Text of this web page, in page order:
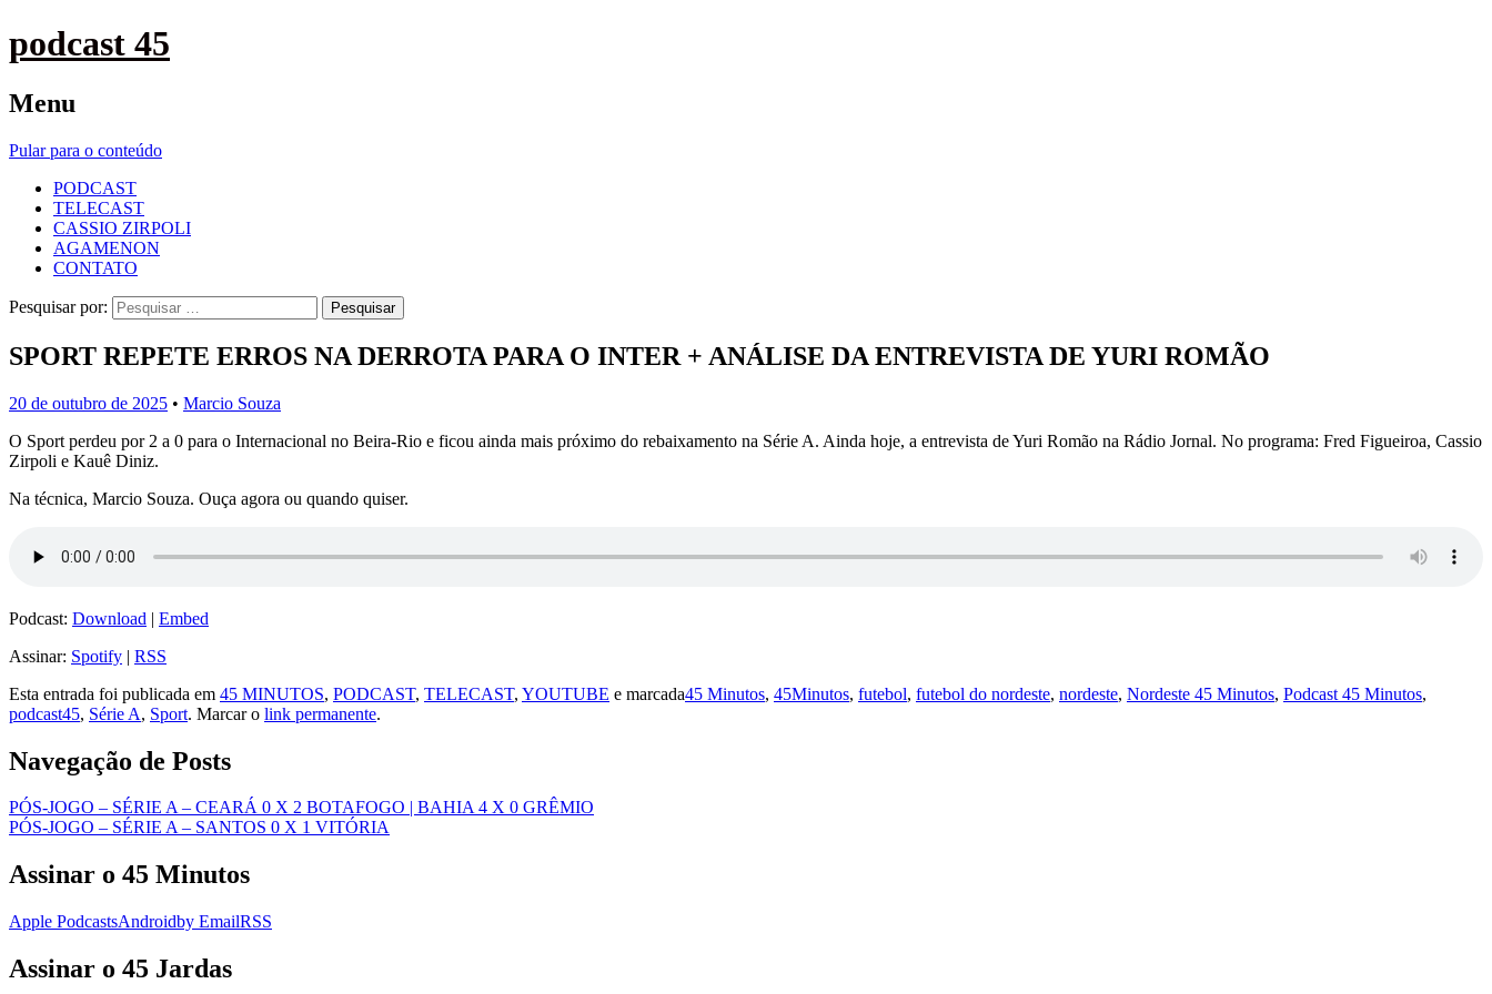
podcast 45
Menu
Pular para o conteúdo
PODCAST
TELECAST
CASSIO ZIRPOLI
AGAMENON
CONTATO
Pesquisar por:
SPORT REPETE ERROS NA DERROTA PARA O INTER + ANÁLISE DA ENTREVISTA DE YURI ROMÃO
20 de outubro de 2025 • Marcio Souza
O Sport perdeu por 2 a 0 para o Internacional no Beira-Rio e ficou ainda mais próximo do rebaixamento na Série A. Ainda hoje, a entrevista de Yuri Romão na Rádio Jornal. No programa: Fred Figueiroa, Cassio
Zirpoli e Kauê Diniz.
Na técnica, Marcio Souza. Ouça agora ou quando quiser.
Podcast: Download | Embed
Assinar: Spotify | RSS
Esta entrada foi publicada em 45 MINUTOS, PODCAST, TELECAST, YOUTUBE e marcada45 Minutos, 45Minutos, futebol, futebol do nordeste, nordeste, Nordeste 45 Minutos, Podcast 45 Minutos,
podcast45, Série A, Sport. Marcar o link permanente.
Navegação de Posts
PÓS-JOGO – SÉRIE A – CEARÁ 0 X 2 BOTAFOGO | BAHIA 4 X 0 GRÊMIO
PÓS-JOGO – SÉRIE A – SANTOS 0 X 1 VITÓRIA
Assinar o 45 Minutos
Apple PodcastsAndroidby EmailRSS
Assinar o 45 Jardas